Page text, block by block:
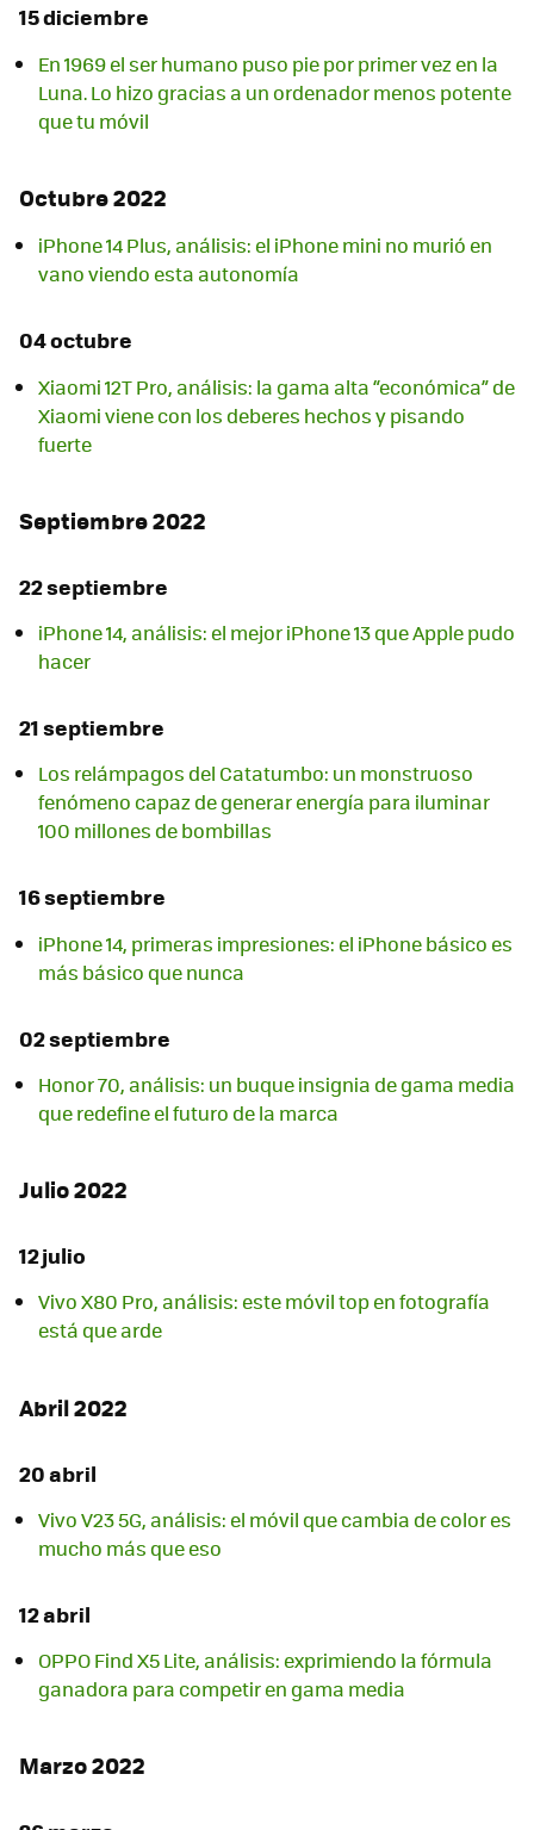
15 diciembre
En 1969 el ser humano puso pie por primer vez en la
Luna. Lo hizo gracias a un ordenador menos potente
que tu móvil
Octubre 2022
iPhone 14 Plus, análisis: el iPhone mini no murió en
vano viendo esta autonomía
04 octubre
Xiaomi 12T Pro, análisis: la gama alta “económica” de
Xiaomi viene con los deberes hechos y pisando
fuerte
Septiembre 2022
22 septiembre
iPhone 14, análisis: el mejor iPhone 13 que Apple pudo
hacer
21 septiembre
Los relámpagos del Catatumbo: un monstruoso
fenómeno capaz de generar energía para iluminar
100 millones de bombillas
16 septiembre
iPhone 14, primeras impresiones: el iPhone básico es
más básico que nunca
02 septiembre
Honor 70, análisis: un buque insignia de gama media
que redefine el futuro de la marca
Julio 2022
12 julio
Vivo X80 Pro, análisis: este móvil top en fotografía
está que arde
Abril 2022
20 abril
Vivo V23 5G, análisis: el móvil que cambia de color es
mucho más que eso
12 abril
OPPO Find X5 Lite, análisis: exprimiendo la fórmula
ganadora para competir en gama media
Marzo 2022